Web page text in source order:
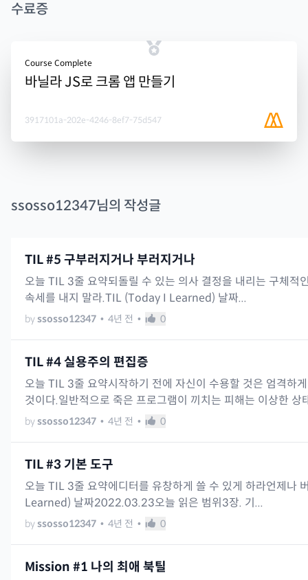
수료증
Course Complete
바닐라 JS로 크롬 앱 만들기
3917101a-202e-4246-8ef7-75d547
ssosso12347님의 작성글
TIL #5 구부러지거나 부러지거나
오늘 TIL 3줄 요약되돌릴 수 있는 의사 결정을 내리는 구체적
속세를 내지 말라.TIL (Today I Learned) 날짜...
by ssosso12347 • 4년 전 • 0
TIL #4 실용주의 편집증
오늘 TIL 3줄 요약시작하기 전에 자신이 수용할 것은 엄격하
것이다.일반적으로 죽은 프로그램이 끼치는 피해는 이상한 상
by ssosso12347 • 4년 전 • 0
TIL #3 기본 도구
오늘 TIL 3줄 요약에디터를 유창하게 쓸 수 있게 하라언제나
Learned) 날짜2022.03.23오늘 읽은 범위3장. 기...
by ssosso12347 • 4년 전 • 0
Mission #1 나의 최애 북틸